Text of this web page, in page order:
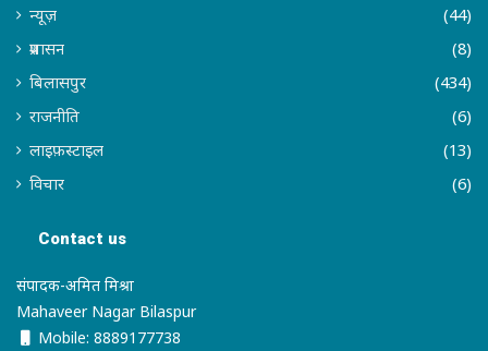
न्यूज़
(44)
प्रशासन
(8)
बिलासपुर
(434)
राजनीति
(6)
लाइफ़स्टाइल
(13)
विचार
(6)
Contact us
संपादक-अमित मिश्रा
Mahaveer Nagar Bilaspur
Mobile: 8889177738